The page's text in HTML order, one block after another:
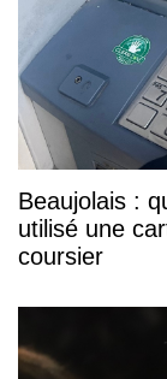
Beaujolais :
utilisé une
coursier